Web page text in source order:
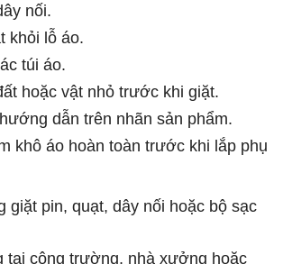
nối.
khỏi lỗ áo.
túi áo.
hoặc vật nhỏ trước khi giặt.
dẫn trên nhãn sản phẩm.
khô áo hoàn toàn trước khi lắp phụ
giặt pin, quạt, dây nối hoặc bộ sạc
tại công trường, nhà xưởng hoặc